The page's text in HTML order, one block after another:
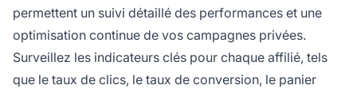
permettent un suivi détaillé des performances et une
optimisation continue de vos campagnes privées.
Surveillez les indicateurs clés pour chaque affilié, tels
que le taux de clics, le taux de conversion, le panier